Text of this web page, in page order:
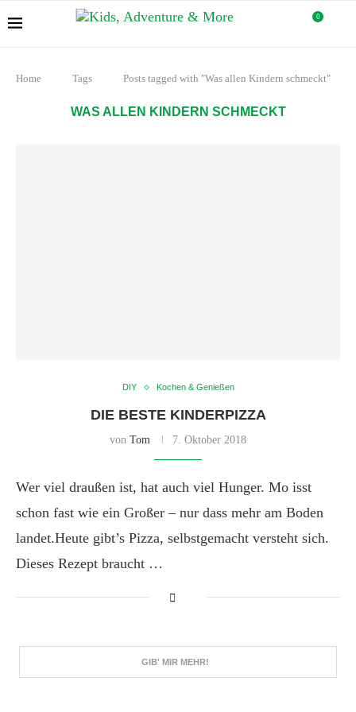
0
Home Tags Posts tagged with "Was allen Kindern schmeckt"
WAS ALLEN KINDERN SCHMECKT
DIY Kochen & Genießen
DIE BESTE KINDERPIZZA
von Tom 7. Oktober 2018
Wer viel draußen ist, hat auch viel Hunger. Mo isst
schon fast wie ein Großer – nur dass mehr am Boden
landet.Heute gibt’s Pizza, selbstgemacht versteht sich.
Dieses Rezept braucht …
GIB' MIR MEHR!